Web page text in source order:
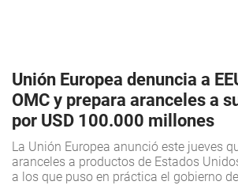
Unión Europea denuncia a
OMC y prepara aranceles a
por USD 100.000 millones
La Unión Europea anunció este jueves
aranceles a productos de Estados
a los que puso en práctica el gobierno